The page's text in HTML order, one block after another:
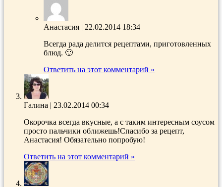
Анастасия | 22.02.2014 18:34
Всегда рада делится рецептами, приготовленных
блюд. 🙂
Ответить на этот комментарий »
Галина | 23.02.2014 00:34
Окорочка всегда вкусные, а с таким интересным соусом
просто пальчики оближешь!Спасибо за рецепт,
Анастасия! Обязательно попробую!
Ответить на этот комментарий »